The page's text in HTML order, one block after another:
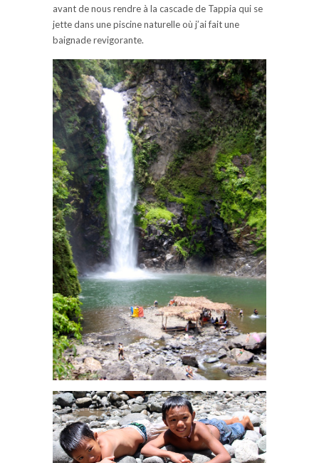
avant de nous rendre à la cascade de Tappia qui se
jette dans une piscine naturelle où j’ai fait une
baignade revigorante.